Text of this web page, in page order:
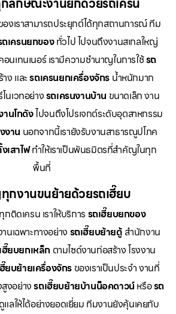
องเราสามารถประยุกต์ได้ทุกสถานการณ์ ทีม
ถเครนยกของทั่วไป ไปจนถึงงานสเกลใหญ่
อนเทนเนอร์ เรามีความชำนาญในการใช้รถ
ง และรถเครนยกเครื่องจักร น้ำหนักมาก
นเวทอย่างรถเครนงานบ้าน ขนาดเล็ก งาน
านโกดังไปจนถึงโปรเจกต์ระดับอุตสาหกรรม
งาน นอกจากนี้เรายังรับงานสาธารณูปโภค
เสาไฟทำให้เราเป็นพันธมิตรที่สำคัญในทุก
พื้นที่
กงานขนย้ายด้วยรถเฮี๊ยบ
ติดเครน เราให้บริการ รถเฮี๊ยบยกของ
นเฉพาะทางอย่าง รถเฮี๊ยบย้ายตู้ สำนักงาน
ฮี๊ยบยกเหล็ก ตามไซด์งานก่อสร้าง โรงงาน
ยบย้ายเครื่องจักร ของเราเป็นประจำ งานที่
สูงอย่างรถเฮี๊ยบย้ายบ้านน็อคดาวน์หรือรถ
แลให้ได้อย่างยอดเยี่ยม ทีมงานยังคุ้นเคยกับ